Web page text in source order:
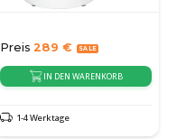
Preis 289 €
IN DEN WARENKORB
1-4 Werktage